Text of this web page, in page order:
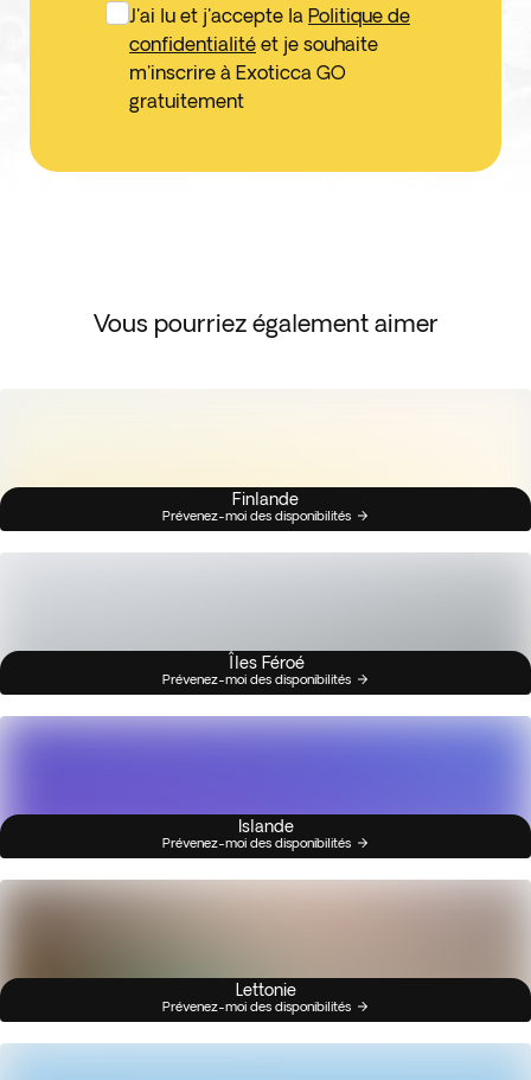
J'ai lu et j'accepte la Politique de
confidentialité et je souhaite
m'inscrire à Exoticca GO
gratuitement
Vous pourriez également aimer
Finlande
Prévenez-moi des disponibilités
Îles Féroé
Prévenez-moi des disponibilités
Islande
Prévenez-moi des disponibilités
Lettonie
Prévenez-moi des disponibilités